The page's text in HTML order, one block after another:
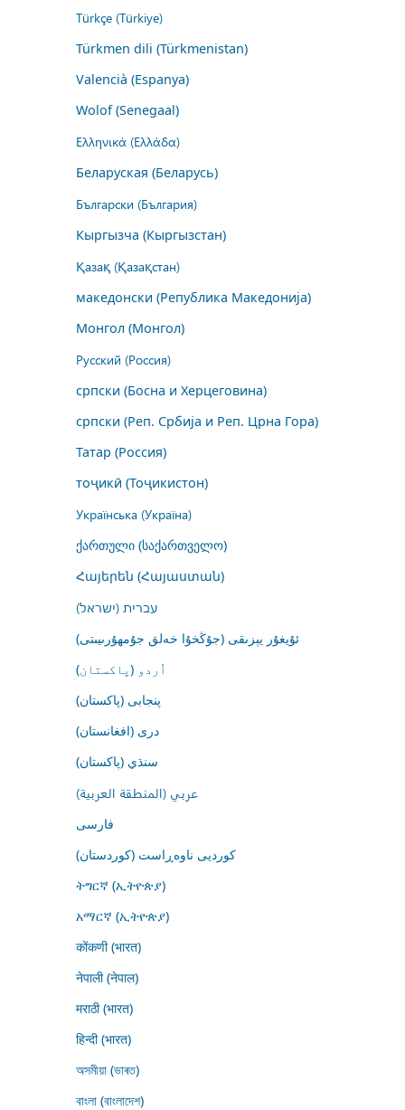
Türkçe (Türkiye)
Türkmen dili (Türkmenistan)
Valencià (Espanya)
Wolof (Senegaal)
Ελληνικά (Ελλάδα)
Беларуская (Беларусь)
Български (България)
Кыргызча (Кыргызстан)
Қазақ (Қазақстан)
македонски (Република Македонија)
Монгол (Монгол)
Русский (Россия)
српски (Босна и Херцеговина)
српски (Реп. Србија и Реп. Црна Гора)
Татар (Россия)
тоҷикӣ (Тоҷикистон)
Українська (Україна)
ქართული (საქართველო)
Հայերեն (Հայաստան)
עברית (ישראל)
ئۇيغۇر يېزىقى (جۇڭخۇا خەلق جۇمھۇرىيىتى)
اُردو (پاکستان)
پنجابی (پاکستان)
درى (افغانستان)
سنڌي (پاکستان)
عربي (المنطقة العربية)
فارسى
کوردیی ناوەڕاست (کوردستان)
ትግርኛ (ኢትዮጵያ)
አማርኛ (ኢትዮጵያ)
कोंकणी (भारत)
नेपाली (नेपाल)
मराठी (भारत)
हिन्दी (भारत)
অসমীয়া (ভাৰত)
বাংলা (বাংলাদেশ)